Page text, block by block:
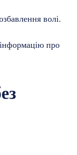
волі.
про